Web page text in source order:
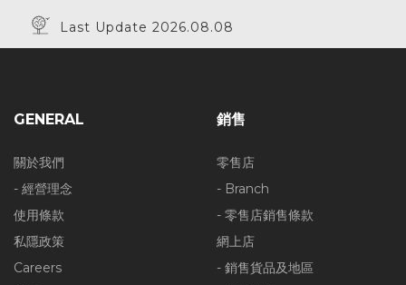
Last Update 2026.08.08
GENERAL
關於我們
- 經營理念
使用條款
私隱政策
Careers
銷售
零售店
- Branch
- 零售店銷售條款
網上店
- 銷售貨品及地區